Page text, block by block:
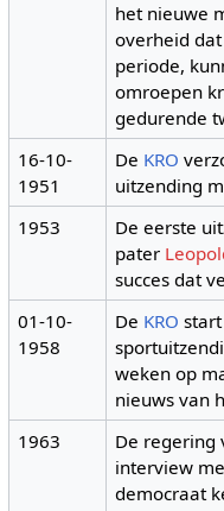
het nieuwe
overheid
periode,
omroepen
gedurende
16-10-
1951
De KRO
uitzending
1953
De eerste
pater
succes dat
01-10-
1958
De KRO
weken op
nieuws van
1963
De regering
interview
democraat